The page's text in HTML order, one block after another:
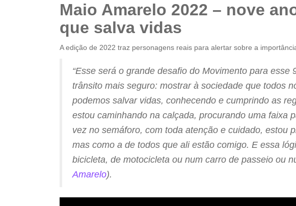
Maio Amarelo 2022 – nove
que salva vidas
A edição de 2022 traz personagens reais para alertar sobre a
“Esse será o grande desafio do Movimento para esse
trânsito mais seguro: mostrar à sociedade que todos
podemos salvar vidas, conhecendo e cumprindo as
estou caminhando na calçada, procurando uma faixa
vez no semáforo, com toda atenção e cuidado, estou
mas como a de todos que ali estão comigo. E essa
bicicleta, de motocicleta ou num carro de passeio ou
Amarelo).